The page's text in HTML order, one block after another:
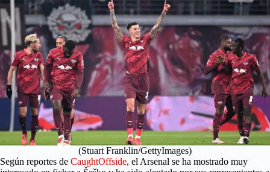
(Stuart Franklin/GettyImages)
Según reportes de CaughtOffside, el Arsenal se ha mostrado muy